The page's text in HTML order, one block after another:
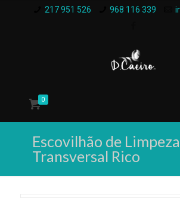
217 951 526 968 116 339
0
Escovilhão de
Transversal Rico